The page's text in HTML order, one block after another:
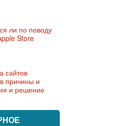
ли по поводу
Store
сайтов
причины и
и решение